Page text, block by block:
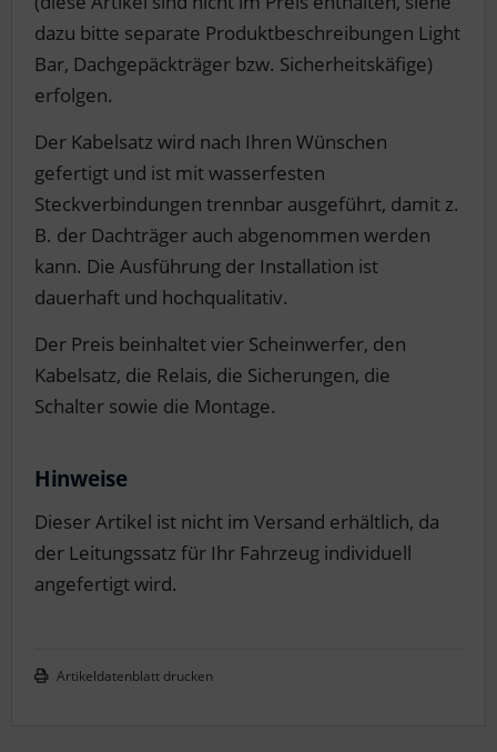
dazu bitte separate Produktbeschreibungen Light
Bar, Dachgepäckträger bzw. Sicherheitskäfige)
erfolgen.
Der Kabelsatz wird nach Ihren Wünschen
gefertigt und ist mit wasserfesten
Steckverbindungen trennbar ausgeführt, damit z.
B. der Dachträger auch abgenommen werden
kann. Die Ausführung der Installation ist
dauerhaft und hochqualitativ.
Der Preis beinhaltet vier Scheinwerfer, den
Kabelsatz, die Relais, die Sicherungen, die
Schalter sowie die Montage.
Hinweise
Dieser Artikel ist nicht im Versand erhältlich, da
der Leitungssatz für Ihr Fahrzeug individuell
angefertigt wird.
Artikeldatenblatt drucken